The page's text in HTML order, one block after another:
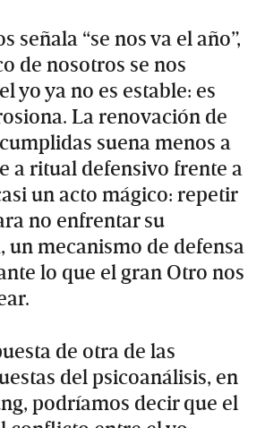
señala “se nos va el año”,
de nosotros se nos
yo ya no es estable: es
La renovación de
suena menos a
a ritual defensivo frente a
un acto mágico: repetir
no enfrentar su
mecanismo de defensa
lo que el gran Otro nos
de otra de las
del psicoanálisis, en
podríamos decir que el